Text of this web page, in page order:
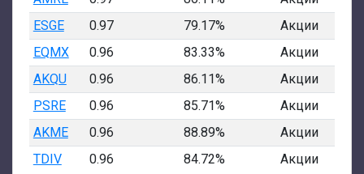
ESGE
0.97 79.17%
Акции
EQMX
0.96 83.33%
Акции
AKQU
0.96 86.11%
Акции
PSRE
0.96 85.71%
Акции
AKME
0.96 88.89%
Акции
TDIV
0.96 84.72% Акции